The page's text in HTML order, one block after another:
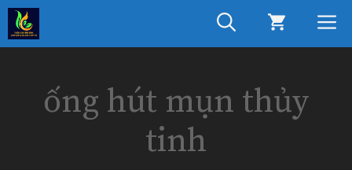
Chuyển
đến
nội
ống hút mụn thủy
tinh